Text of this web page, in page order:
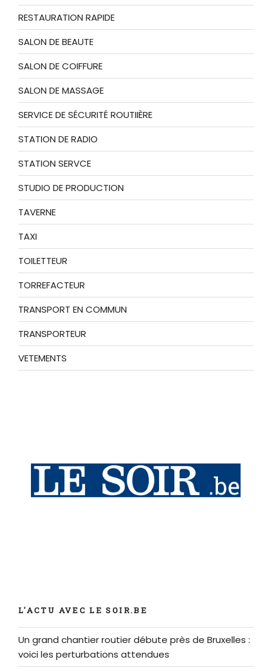
RESTAURATION RAPIDE
SALON DE BEAUTE
SALON DE COIFFURE
SALON DE MASSAGE
SERVICE DE SÉCURITÉ ROUTIIÈRE
STATION DE RADIO
STATION SERVCE
STUDIO DE PRODUCTION
TAVERNE
TAXI
TOILETTEUR
TORREFACTEUR
TRANSPORT EN COMMUN
TRANSPORTEUR
VETEMENTS
L'ACTU AVEC LE SOIR.BE
Un grand chantier routier débute près de Bruxelles :
voici les perturbations attendues